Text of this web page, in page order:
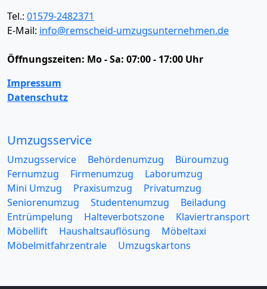
Tel.: 01579-2482371
E-Mail: info@remscheid-umzugsunternehmen.de
Öffnungszeiten: Mo - Sa: 07:00 - 17:00 Uhr
Impressum
Datenschutz
Umzugsservice
Umzugsservice Behördenumzug
Büroumzug
Fernumzug
Firmenumzug
Laborumzug
Mini Umzug
Praxisumzug
Privatumzug
Seniorenumzug
Studentenumzug
Beiladung
Entrümpelung
Halteverbotszone
Klaviertransport
Möbellift
Haushaltsauflösung
Möbeltaxi
Möbelmitfahrzentrale
Umzugskartons